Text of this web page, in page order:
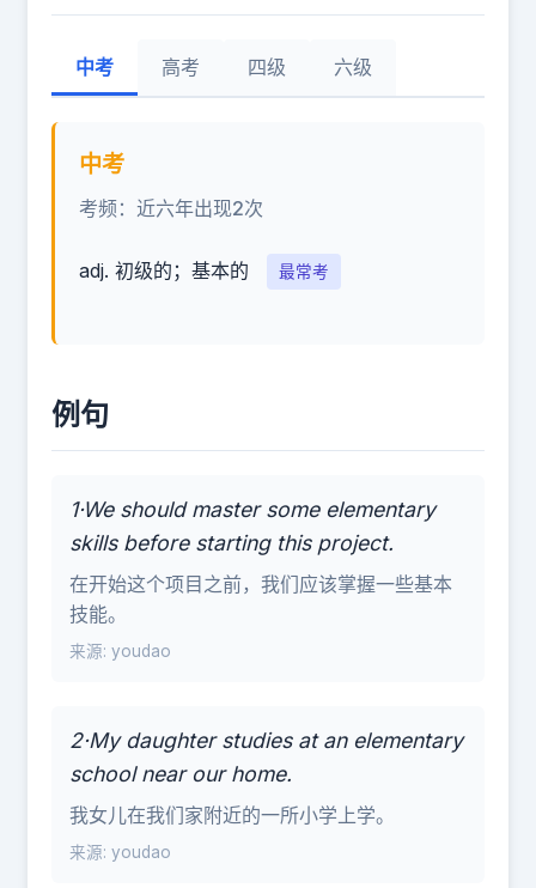
中考 高考 四级 六级
中考
考频：近六年出现2次
adj. 初级的；基本的 最常考
例句
1·We should master some elementary
skills before starting this project.
在开始这个项目之前，我们应该掌握一些基本
技能。
来源: youdao
2·My daughter studies at an elementary
school near our home.
我女儿在我们家附近的一所小学上学。
来源: youdao